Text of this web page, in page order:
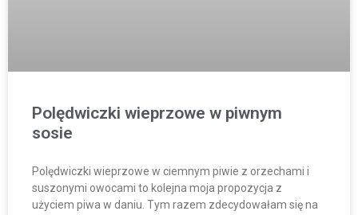
Polędwiczki wieprzowe w piwnym
sosie
Polędwiczki wieprzowe w ciemnym piwie z orzechami i
suszonymi owocami to kolejna moja propozycja z
użyciem piwa w daniu. Tym razem zdecydowałam się na